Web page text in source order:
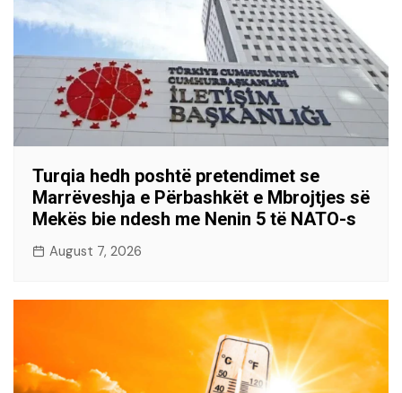
Turqia hedh poshtë pretendimet se
Marrëveshja e Përbashkët e Mbrojtjes së
Mekës bie ndesh me Nenin 5 të NATO-s
August 7, 2026